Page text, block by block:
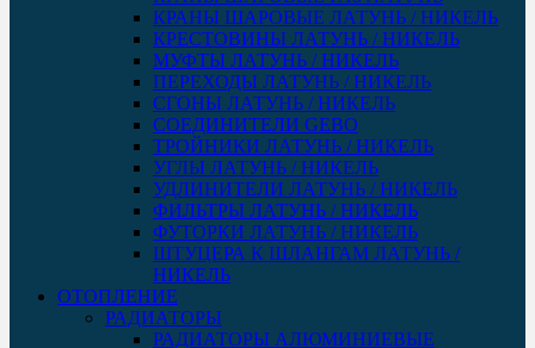
КРАНЫ ШАРОВЫЕ ЛАТУНЬ / НИКЕЛЬ
КРЕСТОВИНЫ ЛАТУНЬ / НИКЕЛЬ
МУФТЫ ЛАТУНЬ / НИКЕЛЬ
ПЕРЕХОДЫ ЛАТУНЬ / НИКЕЛЬ
СГОНЫ ЛАТУНЬ / НИКЕЛЬ
СОЕДИНИТЕЛИ GEBO
ТРОЙНИКИ ЛАТУНЬ / НИКЕЛЬ
УГЛЫ ЛАТУНЬ / НИКЕЛЬ
УДЛИНИТЕЛИ ЛАТУНЬ / НИКЕЛЬ
ФИЛЬТРЫ ЛАТУНЬ / НИКЕЛЬ
ФУТОРКИ ЛАТУНЬ / НИКЕЛЬ
ШТУЦЕРА К ШЛАНГАМ ЛАТУНЬ /
НИКЕЛЬ
ОТОПЛЕНИЕ
РАДИАТОРЫ
РАДИАТОРЫ АЛЮМИНИЕВЫЕ